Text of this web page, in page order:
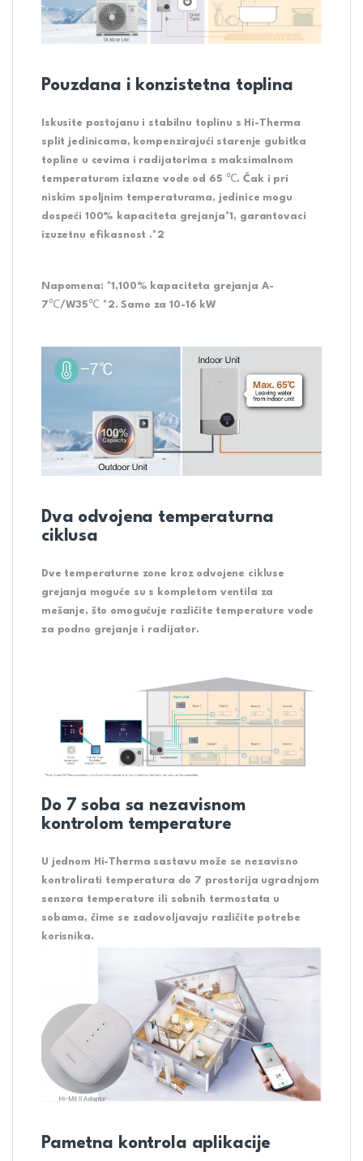
Pouzdana i konzistetna toplina
Iskusite postojanu i stabilnu toplinu s Hi-Therma
split jedinicama, kompenzirajući starenje gubitka
topline u cevima i radijatorima s maksimalnom
temperaturom izlazne vode od 65 ℃. Čak i pri
niskim spoljnim temperaturama, jedinice mogu
dospeći 100% kapaciteta grejanja*1, garantovaci
izuzetnu efikasnost .*2
Napomena: *1,100% kapaciteta grejanja A-
7℃/W35℃ *2. Samo za 10-16 kW
Dva odvojena temperaturna
ciklusa
Dve temperaturne zone kroz odvojene cikluse
grejanja moguće su s kompletom ventila za
mešanje, što omogućuje različite temperature vode
za podno grejanje i radijator.
Do 7 soba sa nezavisnom
kontrolom temperature
U jednom Hi-Therma sastavu može se nezavisno
kontrolirati temperatura do 7 prostorija ugradnjom
senzora temperature ili sobnih termostata u
sobama, čime se zadovoljavaju različite potrebe
korisnika.
Pametna kontrola aplikacije